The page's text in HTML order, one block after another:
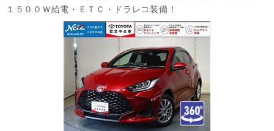
１５００Ｗ給電・ＥＴＣ・ドラレコ装備！